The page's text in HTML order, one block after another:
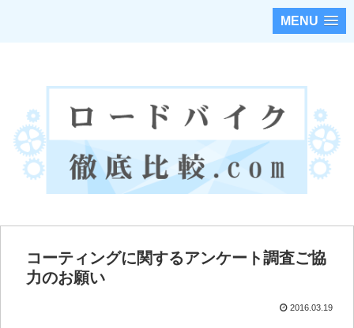
MENU
コーティングに関するアンケート調査ご協
力のお願い
2016.03.19